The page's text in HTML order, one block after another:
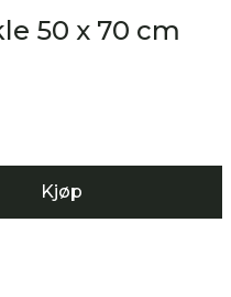
50 x 70 cm
Kjøp